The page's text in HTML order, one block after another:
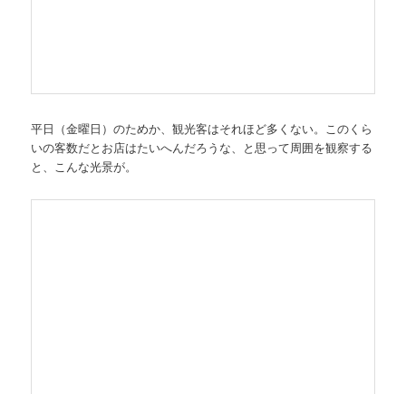
平日（金曜日）のためか、観光客はそれほど多くない。このくら
いの客数だとお店はたいへんだろうな、と思って周囲を観察する
と、こんな光景が。